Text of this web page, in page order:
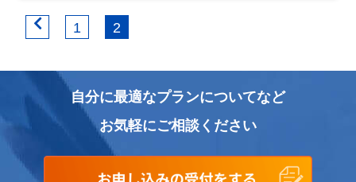
1 2
自分に最適なプランについてなど
お気軽にご相談ください